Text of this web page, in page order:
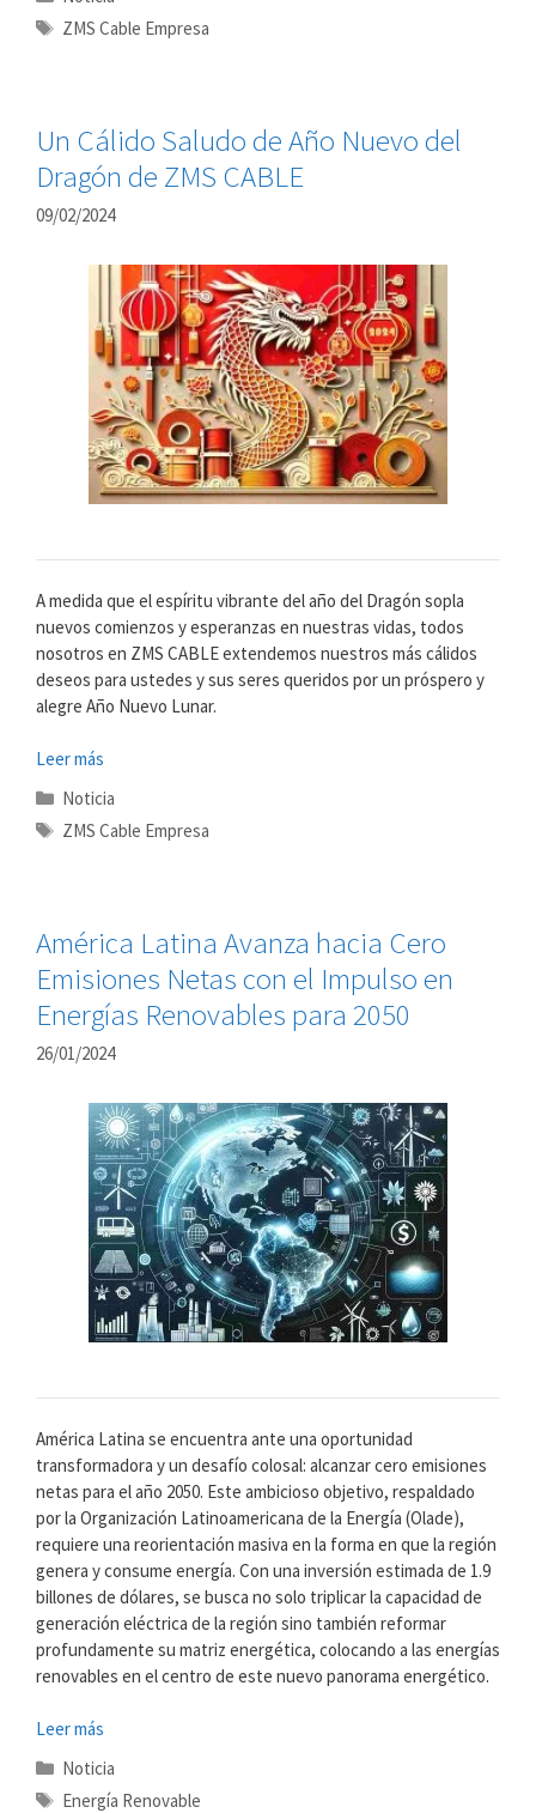
Etiquetas
ZMS Cable Empresa
Un Cálido Saludo de Año Nuevo del
Dragón de ZMS CABLE
09/02/2024
A medida que el espíritu vibrante del año del Dragón sopla
nuevos comienzos y esperanzas en nuestras vidas, todos
nosotros en ZMS CABLE extendemos nuestros más cálidos
deseos para ustedes y sus seres queridos por un próspero y
alegre Año Nuevo Lunar.
Leer más
Categorías
Noticia
Etiquetas
ZMS Cable Empresa
América Latina Avanza hacia Cero
Emisiones Netas con el Impulso en
Energías Renovables para 2050
26/01/2024
América Latina se encuentra ante una oportunidad
transformadora y un desafío colosal: alcanzar cero emisiones
netas para el año 2050. Este ambicioso objetivo, respaldado
por la Organización Latinoamericana de la Energía (Olade),
requiere una reorientación masiva en la forma en que la región
genera y consume energía. Con una inversión estimada de 1.9
billones de dólares, se busca no solo triplicar la capacidad de
generación eléctrica de la región sino también reformar
profundamente su matriz energética, colocando a las energías
renovables en el centro de este nuevo panorama energético.
Leer más
Categorías
Noticia
Etiquetas
Energía Renovable